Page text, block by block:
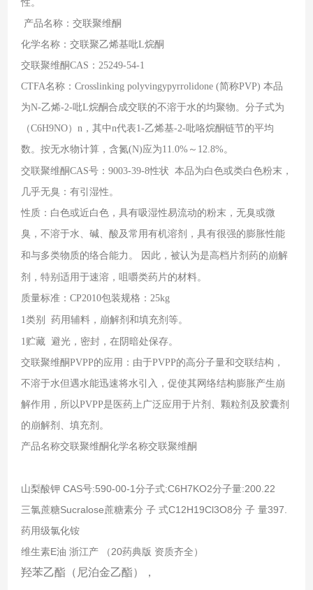
产品名称：交联聚维酮
化学名称：交联聚乙烯基吡L烷酮
交联聚维酮CAS ： 25249-54-1
CTFA名称： Crosslinking polyvingypyrrolidone (简称PVP) 本品
为N-乙烯-2-吡L烷酮合成交联的不溶于水的均聚物。分子式为
（C6H9NO） n ，其中n代表1-乙烯基-2-吡咯烷酮链节的平均
数。按无水物计算，含氮(N)应为11.0% ～ 12.8% 。
交联聚维酮CAS号： 9003-39-8性状 本品为白色或类白色粉末，
几乎无臭：有引湿性。
性质：白色或近白色，具有吸湿性易流动的粉末，无臭或微
臭，不溶于水、碱、酸及常用有机溶剂，具有很强的膨胀性能
和与多类物质的络合能力。 因此，被认为是高档片剂药的崩解
剂，特别适用于速溶，咀嚼类药片的材料。
质量标准： CP2010包装规格： 25kg
1类别 药用辅料，崩解剂和填充剂等。
1 贮藏
避光，密封，在阴暗处保存。
交联聚维酮PVPP的应用：由于PVPP的高分子量和交联结构，
不溶于水但遇水能迅速将水引入，促使其网络结构膨胀产生崩
解作用，所以PVPP是医药上广泛应用于片剂、颗粒剂及胶囊剂
的崩解剂、填充剂。
产品名称交联聚维酮化学名称交联聚维酮
山梨酸钾 CAS号:590-00-1分子式:C6H7KO2分子量:200.22
三氯蔗糖Sucralose蔗糖素分 子 式C12H19Cl3O8分 子 量397.
药用级氯化铵
维生素E油 浙江产 （20药典版 资质齐全）
羟苯乙酯（尼泊金乙酯），